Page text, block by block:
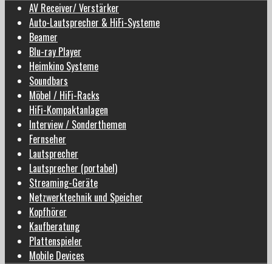
AV Receiver/ Verstärker
Auto-Lautsprecher & HiFi-Systeme
Beamer
Blu-ray Player
Heimkino Systeme
Soundbars
Möbel / HiFi-Racks
HiFi-Kompaktanlagen
Interview / Sonderthemen
Fernseher
Lautsprecher
Lautsprecher (portabel)
Streaming-Geräte
Netzwerktechnik und Speicher
Kopfhörer
Kaufberatung
Plattenspieler
Mobile Devices